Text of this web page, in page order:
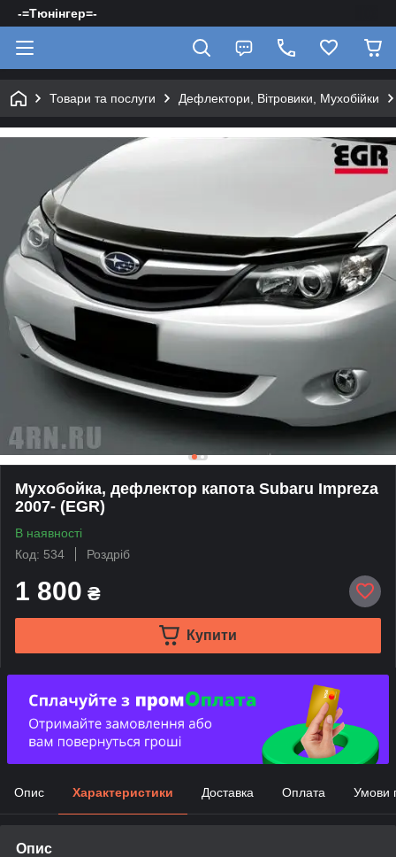
-=Тюнінгер=-
Товари та послуги Дефлектори, Вітровики, Мухобійки
Мухобойка, дефлектор капота Subaru Impreza
2007- (EGR)
В наявності
Код: 534
Роздріб
1 800 ₴
Купити
Опис Характеристики Доставка Оплата Умови
Опис